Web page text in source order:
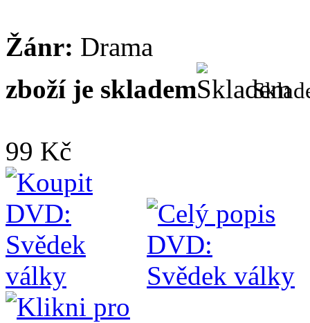
Žánr: Drama
zboží je skladem
99 Kč